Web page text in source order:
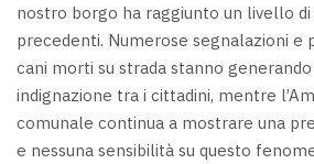
nostro borgo ha raggiunto un livello
precedenti. Numerose segnalazioni e
cani morti su strada stanno
indignazione tra i cittadini, mentre
comunale continua a mostrare una
e nessuna sensibilità su questo